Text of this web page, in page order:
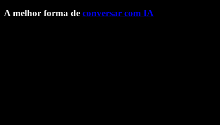
A melhor forma de conversar com IA